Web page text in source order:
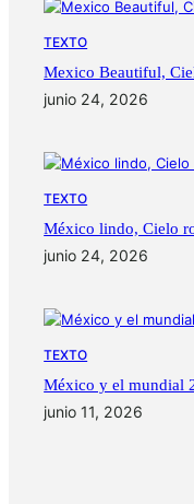
TEXTO
Mexico Beautiful,
junio 24, 2026
TEXTO
México lindo, Cielo
junio 24, 2026
TEXTO
México y el mundial
junio 11, 2026